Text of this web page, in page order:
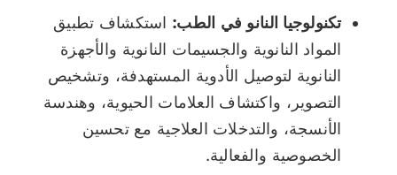
تكنولوجيا النانو في الطب: استكشاف تطبيق
المواد النانوية والجسيمات النانوية والأجهزة
النانوية لتوصيل الأدوية المستهدفة، وتشخيص
التصوير، واكتشاف العلامات الحيوية، وهندسة
الأنسجة، والتدخلات العلاجية مع تحسين
الخصوصية والفعالية.